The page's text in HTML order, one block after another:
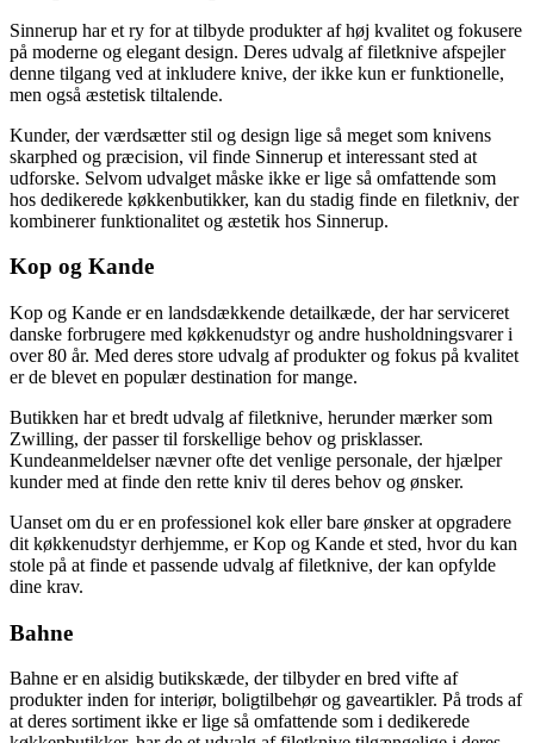
Sinnerup har et ry for at tilbyde produkter af høj kvalitet og fokusere
på moderne og elegant design. Deres udvalg af filetknive afspejler
denne tilgang ved at inkludere knive, der ikke kun er funktionelle,
men også æstetisk tiltalende.
Kunder, der værdsætter stil og design lige så meget som knivens
skarphed og præcision, vil finde Sinnerup et interessant sted at
udforske. Selvom udvalget måske ikke er lige så omfattende som
hos dedikerede køkkenbutikker, kan du stadig finde en filetkniv, der
kombinerer funktionalitet og æstetik hos Sinnerup.
Kop og Kande
Kop og Kande er en landsdækkende detailkæde, der har serviceret
danske forbrugere med køkkenudstyr og andre husholdningsvarer i
over 80 år. Med deres store udvalg af produkter og fokus på kvalitet
er de blevet en populær destination for mange.
Butikken har et bredt udvalg af filetknive, herunder mærker som
Zwilling, der passer til forskellige behov og prisklasser.
Kundeanmeldelser nævner ofte det venlige personale, der hjælper
kunder med at finde den rette kniv til deres behov og ønsker.
Uanset om du er en professionel kok eller bare ønsker at opgradere
dit køkkenudstyr derhjemme, er Kop og Kande et sted, hvor du kan
stole på at finde et passende udvalg af filetknive, der kan opfylde
dine krav.
Bahne
Bahne er en alsidig butikskæde, der tilbyder en bred vifte af
produkter inden for interiør, boligtilbehør og gaveartikler. På trods af
at deres sortiment ikke er lige så omfattende som i dedikerede